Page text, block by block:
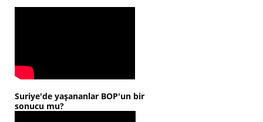
Suriye'de yaşananlar BOP'un bir
sonucu mu?